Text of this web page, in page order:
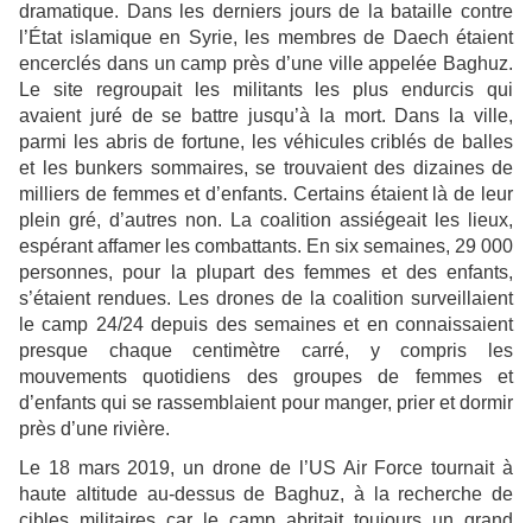
dramatique. Dans les derniers jours de la bataille contre
l’État islamique en Syrie, les membres de Daech étaient
encerclés dans un camp près d’une ville appelée Baghuz.
Le site regroupait les militants les plus endurcis qui
avaient juré de se battre jusqu’à la mort. Dans la ville,
parmi les abris de fortune, les véhicules criblés de balles
et les bunkers sommaires, se trouvaient des dizaines de
milliers de femmes et d’enfants. Certains étaient là de leur
plein gré, d’autres non. La coalition assiégeait les lieux,
espérant affamer les combattants. En six semaines, 29 000
personnes, pour la plupart des femmes et des enfants,
s’étaient rendues. Les drones de la coalition surveillaient
le camp 24/24 depuis des semaines et en connaissaient
presque chaque centimètre carré, y compris les
mouvements quotidiens des groupes de femmes et
d’enfants qui se rassemblaient pour manger, prier et dormir
près d’une rivière.
Le 18 mars 2019, un drone de l’US Air Force tournait à
haute altitude au-dessus de Baghuz, à la recherche de